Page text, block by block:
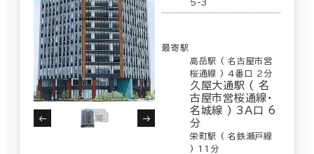
5-3
最寄駅
高岳駅 ( 名古屋市営
桜通線 ) 4番口 2分
久屋大通駅 ( 名
古屋市営桜通線･
名城線 ) 3A口 6
分
栄町駅 ( 名鉄瀬戸線
) 11分